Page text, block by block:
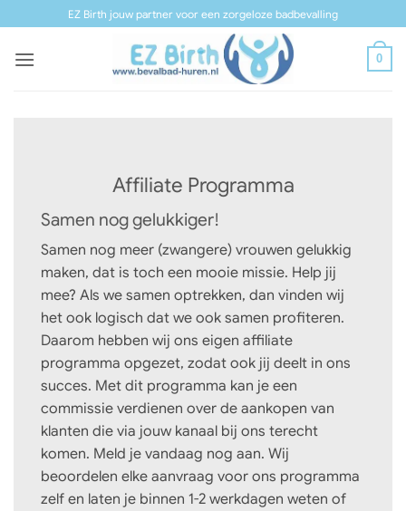
naar
inhoud
EZ Birth jouw partner voor een zorgeloze badbevalling
0
Affiliate Programma
Samen nog gelukkiger!
Samen nog meer (zwangere) vrouwen gelukkig
maken, dat is toch een mooie missie. Help jij
mee? Als we samen optrekken, dan vinden wij
het ook logisch dat we ook samen profiteren.
Daarom hebben wij ons eigen affiliate
programma opgezet, zodat ook jij deelt in ons
succes. Met dit programma kan je een
commissie verdienen over de aankopen van
klanten die via jouw kanaal bij ons terecht
komen. Meld je vandaag nog aan. Wij
beoordelen elke aanvraag voor ons programma
zelf en laten je binnen 1-2 werkdagen weten of